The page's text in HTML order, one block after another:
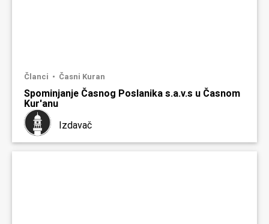
Članci Časni Kuran
Spominjanje Časnog Poslanika s.a.v.s u Časnom
Kur'anu
Izdavač